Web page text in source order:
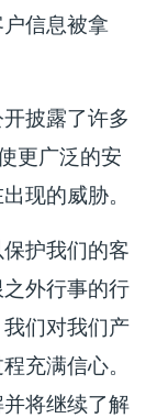
信息被拿
披露了许多
更广泛的安
现的威胁。
护我们的客
外行事的行
们对我们产
充满信心。
将继续了解